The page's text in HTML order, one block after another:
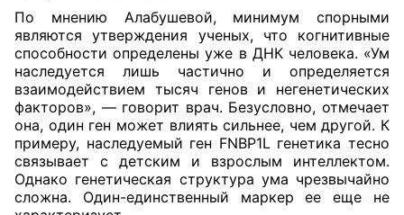
По мнению Алабушевой, минимум спорными
являются утверждения ученых, что когнитивные
способности определены уже в ДНК человека. «Ум
наследуется лишь частично и определяется
взаимодействием тысяч генов и негенетических
факторов», — говорит врач. Безусловно, отмечает
она, один ген может влиять сильнее, чем другой. К
примеру, наследуемый ген FNBP1L генетика тесно
связывает с детским и взрослым интеллектом.
Однако генетическая структура ума чрезвычайно
сложна. Один-единственный маркер ее еще не